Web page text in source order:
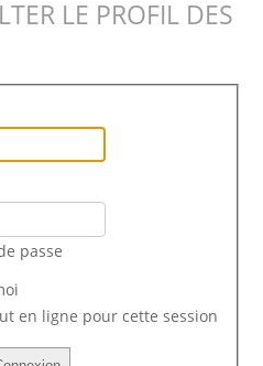
LE PROFIL DES
passe
en ligne pour cette session